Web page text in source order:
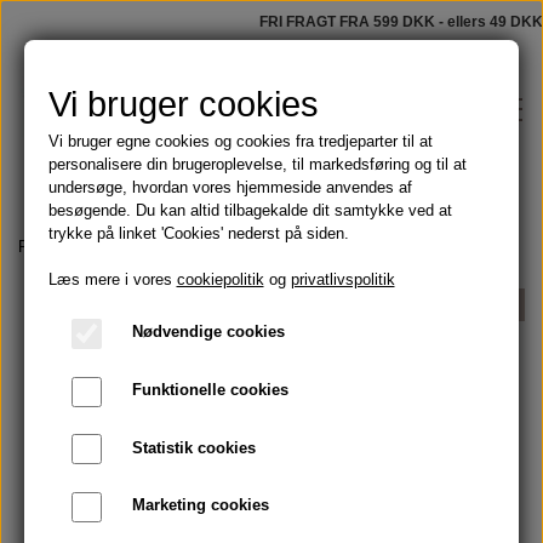
FRI FRAGT FRA 599 DKK - ellers 49 DKK
Shop
Skægolie og barbering
Håndmalede badeforhæng
Blog
Om
Forside Olier Æterisk cedertræ
Vi bruger cookies
Vi bruger egne cookies og cookies fra tredjeparter til at
personalisere din brugeroplevelse, til markedsføring og til at
undersøge, hvordan vores hjemmeside anvendes af
besøgende. Du kan altid tilbagekalde dit samtykke ved at
trykke på linket 'Cookies' nederst på siden.
Læs mere i vores cookiepolitikog privatlivspolitik
Nødvendige cookies
Funktionelle cookies
Statistik cookies
Marketing cookies